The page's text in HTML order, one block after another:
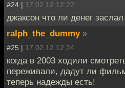
#24 | 17.02.12 12:22
джаксон что ли денег
ralph_the_dummy »
#25 | 17.02.12 12:24
когда в 2003 ходили
переживали, дадут ли
теперь надежды есть!